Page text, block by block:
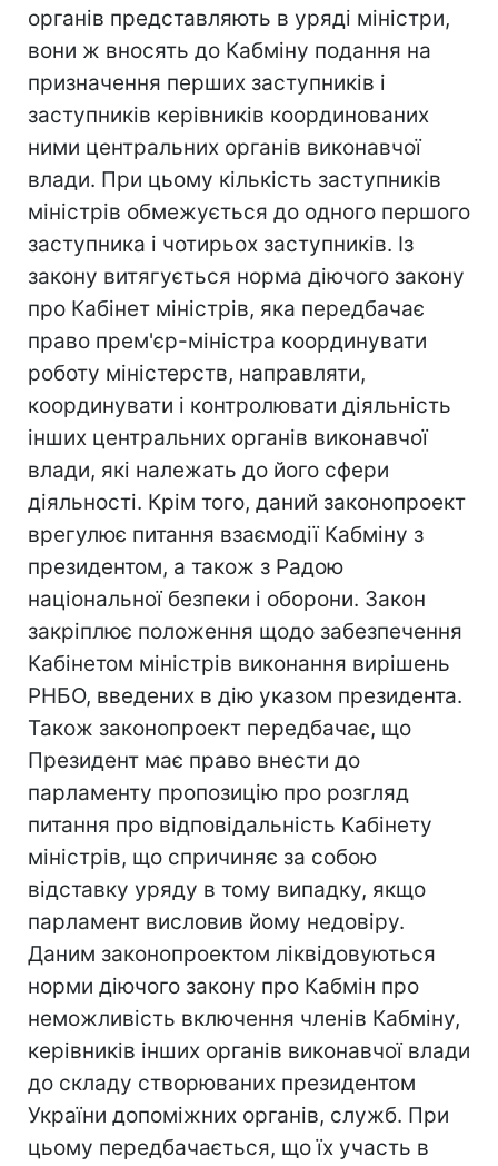
органів представляють в уряді міністри,
вони ж вносять до Кабміну подання на
призначення перших заступників і
заступників керівників координованих
ними центральних органів виконавчої
влади. При цьому кількість заступників
міністрів обмежується до одного першого
заступника і чотирьох заступників. Із
закону витягується норма діючого закону
про Кабінет міністрів, яка передбачає
право прем'єр-міністра координувати
роботу міністерств, направляти,
координувати і контролювати діяльність
інших центральних органів виконавчої
влади, які належать до його сфери
діяльності. Крім того, даний законопроект
врегулює питання взаємодії Кабміну з
президентом, а також з Радою
національної безпеки і оборони. Закон
закріплює положення щодо забезпечення
Кабінетом міністрів виконання вирішень
РНБО, введених в дію указом президента.
Також законопроект передбачає, що
Президент має право внести до
парламенту пропозицію про розгляд
питання про відповідальність Кабінету
міністрів, що спричиняє за собою
відставку уряду в тому випадку, якщо
парламент висловив йому недовіру.
Даним законопроектом ліквідовуються
норми діючого закону про Кабмін про
неможливість включення членів Кабміну,
керівників інших органів виконавчої влади
до складу створюваних президентом
України допоміжних органів, служб. При
цьому передбачається, що їх участь в